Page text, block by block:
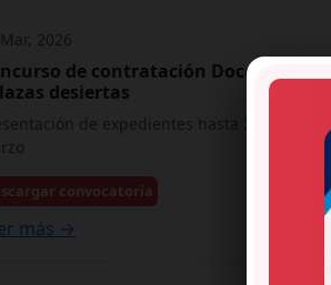
2026
de contratación Docente 2026
desiertas
de expedientes hasta 26 y 27 de
convocatoria
más →